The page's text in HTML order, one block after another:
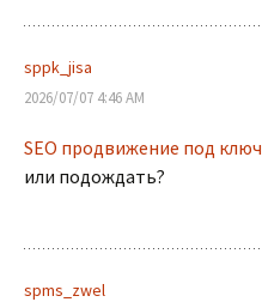
sppk_jisa
2026/07/07 4:46 AM
SEO продвижение под ключ
или подождать?
spms_zwel